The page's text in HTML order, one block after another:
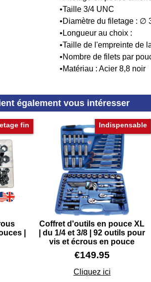
•Taille 3/4 UNC
•Diamètre du filetage : ∅
•Longueur au choix :
•Taille de l'empreinte de
•Nombre de filets par
•Matériau : Acier 8,8 noir
également vous intéresser
fin
|
Indispensable
Coffret d'outils en pouce XL
| du 1/4 et 3/8 | 92 outils pour
vis et écrous en pouce
€149.95
Cliquez ici